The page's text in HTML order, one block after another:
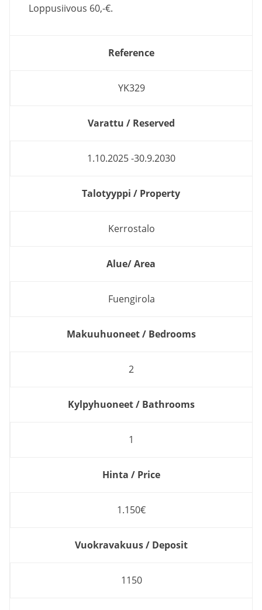
Loppusiivous 60,-€.
Reference
YK329
Varattu / Reserved
1.10.2025 -30.9.2030
Talotyyppi / Property
Kerrostalo
Alue/ Area
Fuengirola
Makuuhuoneet / Bedrooms
2
Kylpyhuoneet / Bathrooms
1
Hinta / Price
1.150€
Vuokravakuus / Deposit
1150